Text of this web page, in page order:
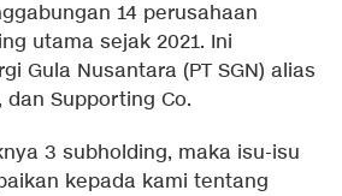
14 perusahaan
utama sejak 2021. Ini
Gula Nusantara (PT SGN) alias
dan Supporting Co.
3 subholding, maka isu-isu
kepada kami tentang